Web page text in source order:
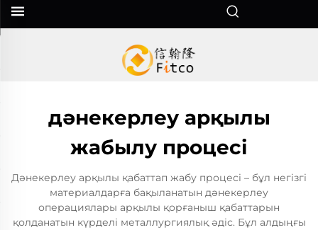
дәнекерлеу арқылы
жабылу процесі
Дәнекерлеу арқылы қабаттап жабу процесі – бұл негізгі
материалдарға бақыланатын дәнекерлеу
операциялары арқылы қорғаныш қабаттарын
қолданатын күрделі металлургиялық әдіс. Бұл алдыңғы